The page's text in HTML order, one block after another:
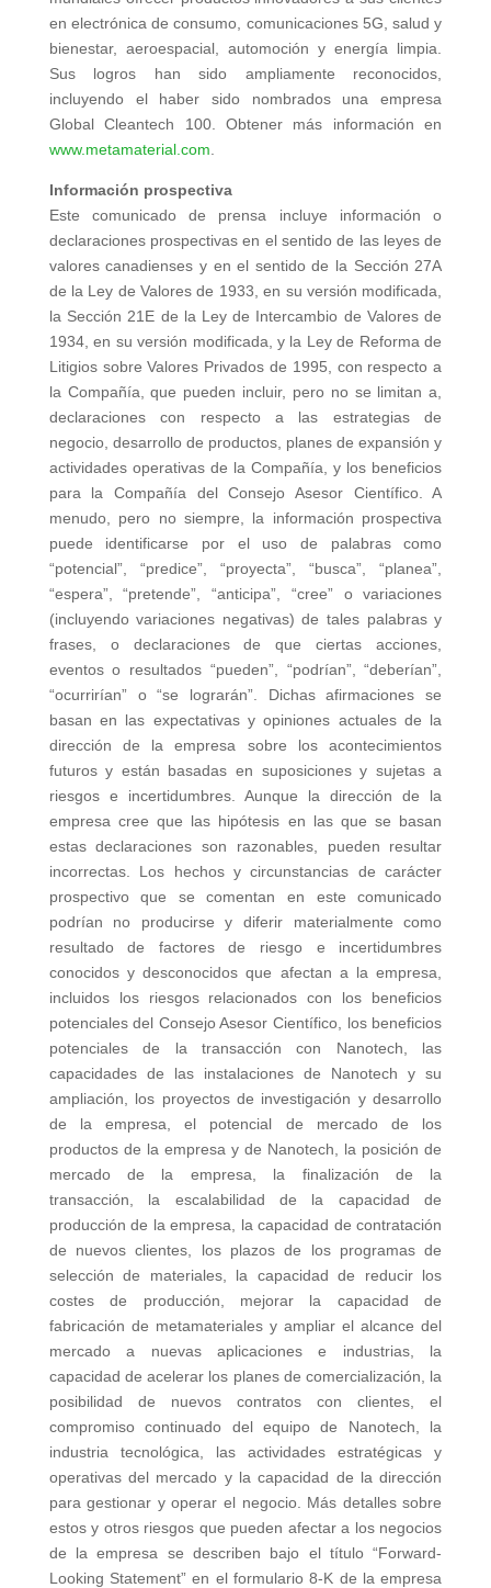
en electrónica de consumo, comunicaciones 5G, salud y
bienestar, aeroespacial, automoción y energía limpia.
Sus logros han sido ampliamente reconocidos,
incluyendo el haber sido nombrados una empresa
Global Cleantech 100. Obtener más información en
www.metamaterial.com
Información prospectiva
Este comunicado de prensa incluye información o
declaraciones prospectivas en el sentido de las leyes de
valores canadienses y en el sentido de la Sección 27A
de la Ley de Valores de 1933, en su versión modificada,
la Sección 21E de la Ley de Intercambio de Valores de
1934, en su versión modificada, y la Ley de Reforma de
Litigios sobre Valores Privados de 1995, con respecto a
la Compañía, que pueden incluir, pero no se limitan a,
declaraciones con respecto a las estrategias de
negocio, desarrollo de productos, planes de expansión y
actividades operativas de la Compañía, y los beneficios
para la Compañía del Consejo Asesor Científico. A
menudo, pero no siempre, la información prospectiva
puede identificarse por el uso de palabras como
“potencial”, “predice”, “proyecta”, “busca”, “planea”,
“espera”, “pretende”, “anticipa”, “cree” o variaciones
(incluyendo variaciones negativas) de tales palabras y
frases, o declaraciones de que ciertas acciones,
eventos o resultados “pueden”, “podrían”, “deberían”,
“ocurrirían” o “se lograrán”. Dichas afirmaciones se
basan en las expectativas y opiniones actuales de la
dirección de la empresa sobre los acontecimientos
futuros y están basadas en suposiciones y sujetas a
riesgos e incertidumbres. Aunque la dirección de la
empresa cree que las hipótesis en las que se basan
estas declaraciones son razonables, pueden resultar
incorrectas. Los hechos y circunstancias de carácter
prospectivo que se comentan en este comunicado
podrían no producirse y diferir materialmente como
resultado de factores de riesgo e incertidumbres
conocidos y desconocidos que afectan a la empresa,
incluidos los riesgos relacionados con los beneficios
potenciales del Consejo Asesor Científico, los beneficios
potenciales de la transacción con Nanotech, las
capacidades de las instalaciones de Nanotech y su
ampliación, los proyectos de investigación y desarrollo
de la empresa, el potencial de mercado de los
productos de la empresa y de Nanotech, la posición de
mercado de la empresa, la finalización de la
transacción, la escalabilidad de la capacidad de
producción de la empresa, la capacidad de contratación
de nuevos clientes, los plazos de los programas de
selección de materiales, la capacidad de reducir los
costes de producción, mejorar la capacidad de
fabricación de metamateriales y ampliar el alcance del
mercado a nuevas aplicaciones e industrias, la
capacidad de acelerar los planes de comercialización, la
posibilidad de nuevos contratos con clientes, el
compromiso continuado del equipo de Nanotech, la
industria tecnológica, las actividades estratégicas y
operativas del mercado y la capacidad de la dirección
para gestionar y operar el negocio. Más detalles sobre
estos y otros riesgos que pueden afectar a los negocios
de la empresa se describen bajo el título “Forward-
Looking Statement” en el formulario 8-K de la empresa